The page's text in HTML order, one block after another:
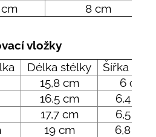
cm 8 cm
vložky
Délka stélky
Šířka
15,8 cm
6 cm
16,5 cm
6,4 cm
17,7 cm
6,5 cm
19 cm
6,8 cm